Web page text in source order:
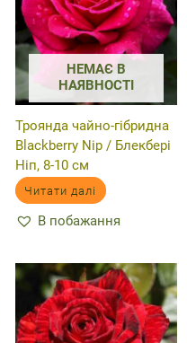
НЕМАЄ В
НАЯВНОСТІ
Троянда чайно-гібридна
Blackberry Nip / Блекбері
Ніп, 8-10 см
Читати далі
В побажання